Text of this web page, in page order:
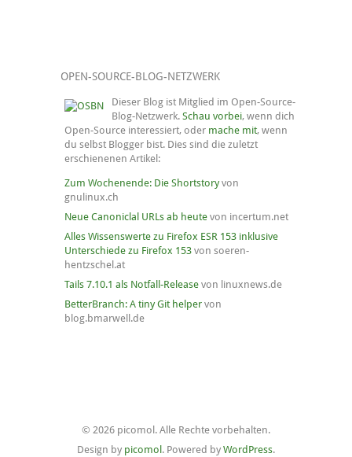
OPEN-SOURCE-BLOG-NETZWERK
Dieser Blog ist Mitglied im Open-Source-
Blog-Netzwerk. Schau vorbei, wenn dich
Open-Source interessiert, oder mache mit, wenn
du selbst Blogger bist. Dies sind die zuletzt
erschienenen Artikel:
Zum Wochenende: Die Shortstoryvon
gnulinux.ch
Neue Canoniclal URLs ab heutevon incertum.net
Alles Wissenswerte zu Firefox ESR 153 inklusive
Unterschiede zu Firefox 153von soeren-
hentzschel.at
Tails 7.10.1 als Notfall-Releasevon linuxnews.de
BetterBranch: A tiny Git helpervon
blog.bmarwell.de
© 2026 picomol. Alle Rechte vorbehalten.
Design by picomol . Powered by WordPress.